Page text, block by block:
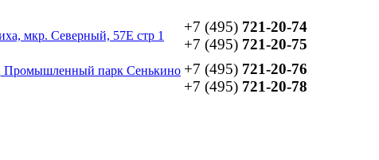
мкр. Северный, 57Е стр 1
+7 (495) 721-20-74
+7 (495) 721-20-75
Промышленный парк Сенькино +7 (495) 721-20-76
+7 (495) 721-20-78